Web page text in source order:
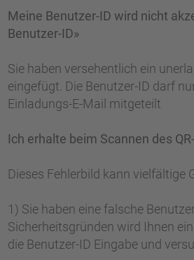
Meine Benutzer-ID wird nicht
Benutzer-ID»
Sie haben versehentlich ein
eingefügt. Die Benutzer-ID darf
Einladungs-E-Mail mitgeteilt
Ich erhalte beim Scannen des
Dieses Fehlerbild kann vielfältige
1) Sie haben eine falsche
Sicherheitsgründen wird Ihnen
die Benutzer-ID Eingabe und